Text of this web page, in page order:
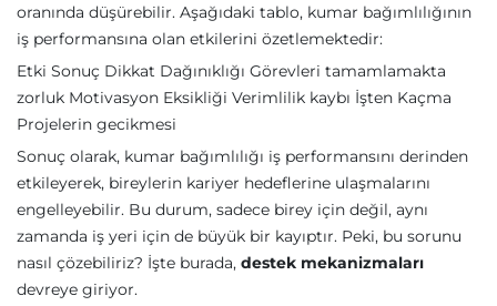
oranında düşürebilir. Aşağıdaki tablo, kumar bağımlılığının
iş performansına olan etkilerini özetlemektedir:
Etki Sonuç Dikkat Dağınıklığı Görevleri tamamlamakta
zorluk Motivasyon Eksikliği Verimlilik kaybı İşten Kaçma
Projelerin gecikmesi
Sonuç olarak, kumar bağımlılığı iş performansını derinden
etkileyerek, bireylerin kariyer hedeflerine ulaşmalarını
engelleyebilir. Bu durum, sadece birey için değil, aynı
zamanda iş yeri için de büyük bir kayıptır. Peki, bu sorunu
nasıl çözebiliriz? İşte burada, destek mekanizmaları
devreye giriyor.